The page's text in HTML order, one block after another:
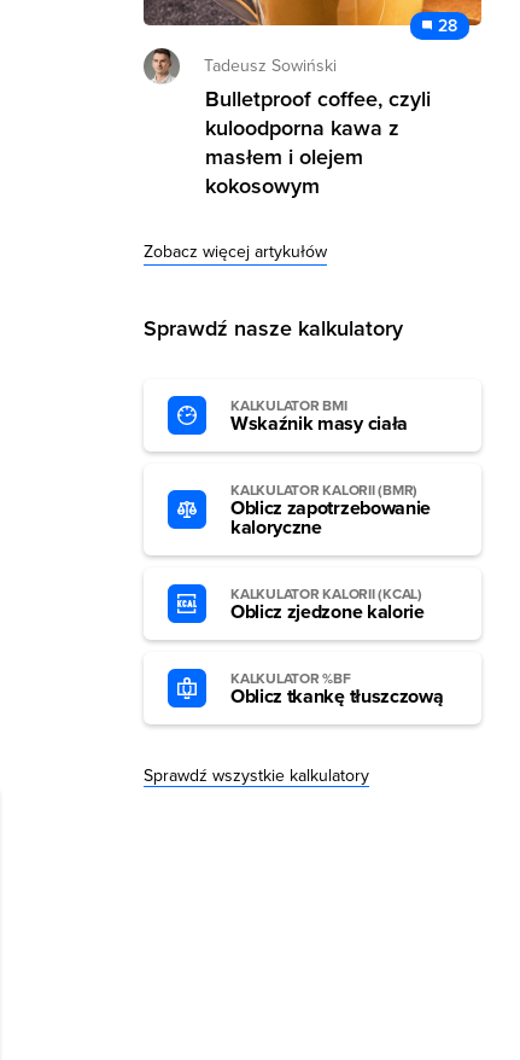
28
Tadeusz Sowiński
Bulletproof coffee, czyli
kuloodporna kawa z
masłem i olejem
kokosowym
Zobacz więcej artykułów
Sprawdź nasze kalkulatory
KALKULATOR BMI
Wskaźnik masy ciała
KALKULATOR KALORII (BMR)
Oblicz zapotrzebowanie
kaloryczne
KALKULATOR KALORII (KCAL)
Oblicz zjedzone kalorie
KALKULATOR %BF
Oblicz tkankę tłuszczową
Sprawdź wszystkie kalkulatory